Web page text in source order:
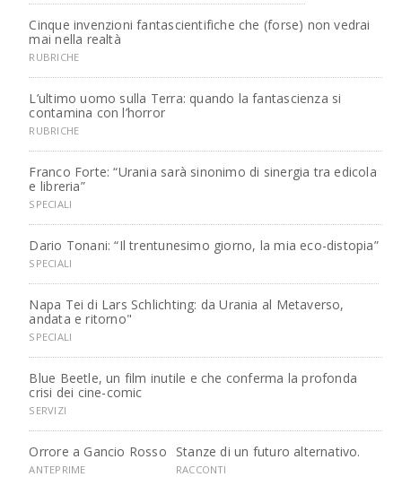
Cinque invenzioni fantascientifiche che (forse) non vedrai
mai nella realtà
RUBRICHE
L’ultimo uomo sulla Terra: quando la fantascienza si
contamina con l’horror
RUBRICHE
Franco Forte: “Urania sarà sinonimo di sinergia tra edicola
e libreria”
SPECIALI
Dario Tonani: “Il trentunesimo giorno, la mia eco-distopia”
SPECIALI
Napa Tei di Lars Schlichting: da Urania al Metaverso,
andata e ritorno"
SPECIALI
Blue Beetle, un film inutile e che conferma la profonda
crisi dei cine-comic
SERVIZI
Orrore a Gancio Rosso
ANTEPRIME
Stanze di un futuro alternativo.
RACCONTI